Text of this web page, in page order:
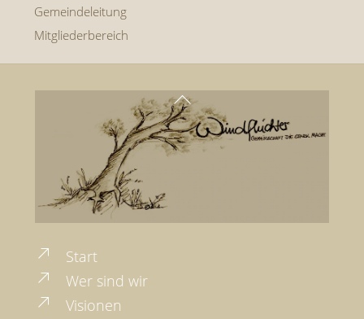
Gemeindeleitung
Mitgliederbereich
Back
To
Top
Start
Wer sind wir
Visionen